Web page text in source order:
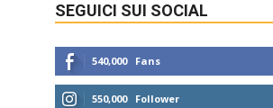
SEGUICI SUI SOCIAL
540,000 Fans
550,000 Follower